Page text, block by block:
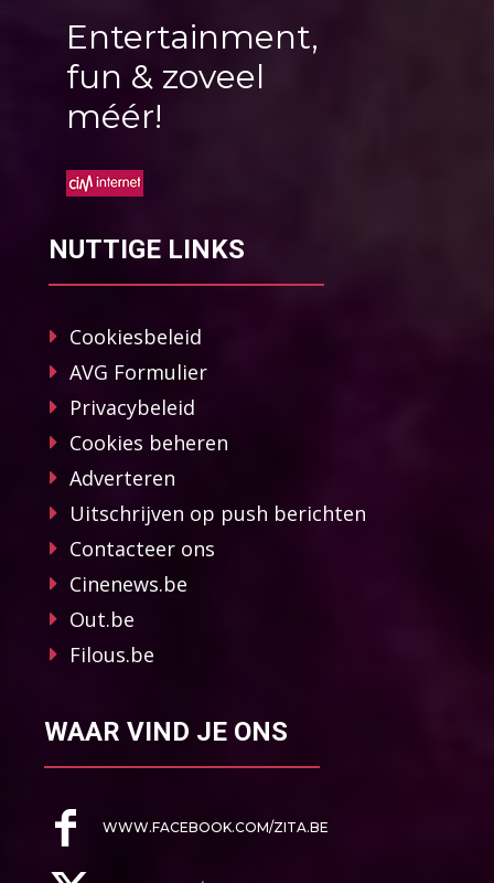
Entertainment,
fun & zoveel
méér!
NUTTIGE LINKS
Cookiesbeleid
AVG Formulier
Privacybeleid
Cookies beheren
Adverteren
Uitschrijven op push berichten
Contacteer ons
Cinenews.be
Out.be
Filous.be
WAAR VIND JE ONS
WWW.FACEBOOK.COM/ZITA.BE